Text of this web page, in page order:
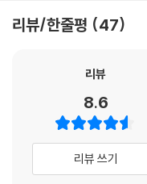
『자본주의와 자유』를 읽지
정부의 개입은 시장의 자율
반대하고 자유로운 시장경
을 집약적으로 담고 있는 『자
이 책이 쓰여질 당시만 해도
리뷰/한줄평 47
리뷰
8.6
리뷰 쓰기